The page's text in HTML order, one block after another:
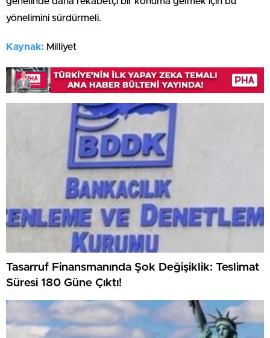
yönelimini sürdürmeli.
Kaynak: Milliyet
Tasarruf Finansmanında Şok Değişiklik: Teslimat
Süresi 180 Güne Çıktı!